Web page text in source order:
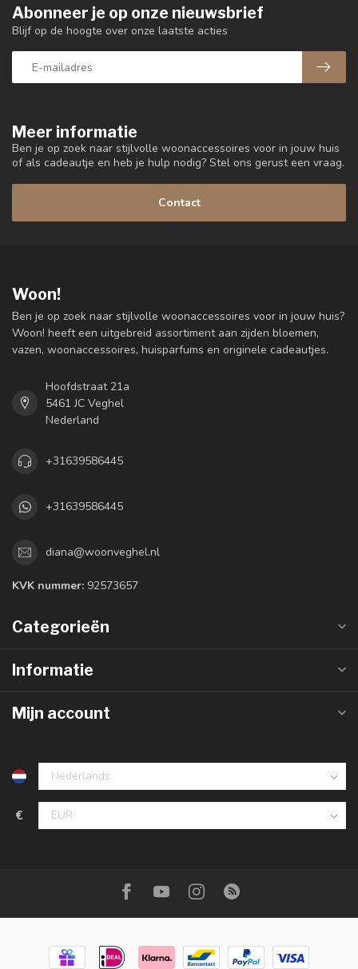
Meer informatie
Ben je op zoek naar stijlvolle woonaccessoires voor in jouw huis
of als cadeautje en heb je hulp nodig? Stel ons gerust een vraag.
Contact
Abonneer je op onze nieuwsbrief
Blijf op de hoogte over onze laatste acties
Woon!
Ben je op zoek naar stijlvolle woonaccessoires voor in jouw huis?
Woon! heeft een uitgebreid assortiment aan zijden bloemen,
vazen, woonaccessoires, huisparfums en originele cadeautjes.
Hoofdstraat 21a
5461 JC Veghel
Nederland
+31639586445
+31639586445
diana@woonveghel.nl
KVK nummer: 92573657
Categorieën
Informatie
Mijn account
€